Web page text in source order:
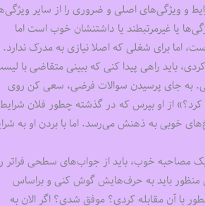
و ویژگی‌های اصلی و ضروری را از سایر
یا غیرمرتبطند یا داشتنشان خوب است اما
اما برای شغلی که اصلا نیازی به مدرک ندارد.
باید راهی پیدا کنی که ببینی متقاضی با
به جای پرسیدن سوالات فرضی، سعی کن روی
از او بپرس که در گذشته چطور فلان شرایط
خوبی به ذهنش می‌رسد. اما با بردن او به
یک مصاحبه خوب، باید از جواب‌های سطحی فراتر
منظور باید به حرف‌هایش گوش کنی و براساس
با آن مقابله کردی؟ موفق شدی؟ اگر الان به